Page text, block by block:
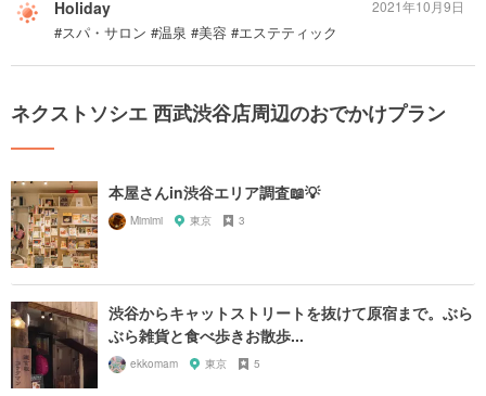
Holiday
#スパ・サロン #温泉 #美容 #エステティック
2021年10月9日
ネクストソシエ 西武渋谷店周辺のおでかけプラン
本屋さんin渋谷エリア調査📖💡
Mimimi 東京 3
渋谷からキャットストリートを抜けて原宿まで。ぶら
ぶら雑貨と食べ歩きお散歩...
ekkomam 東京 5